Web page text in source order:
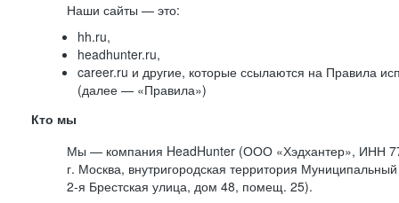
Наши сайты — это:
hh.ru,
headhunter.ru,
career.ru и другие, которые ссылаются на Правила
(далее — «Правила»)
Кто мы
Мы — компания HeadHunter (ООО «Хэдхантер», ИНН
г. Москва, внутригородская территория Муниципальный
2-я Брестская улица, дом 48, помещ. 25).